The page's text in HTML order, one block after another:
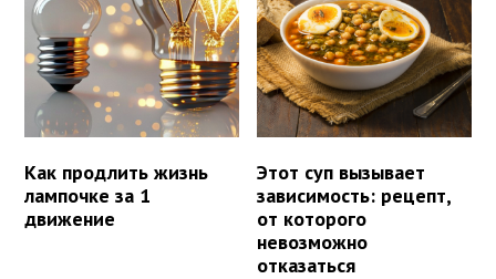
Как продлить жизнь
лампочке за 1
движение
Этот суп вызывает
зависимость: рецепт,
от которого
невозможно
отказаться